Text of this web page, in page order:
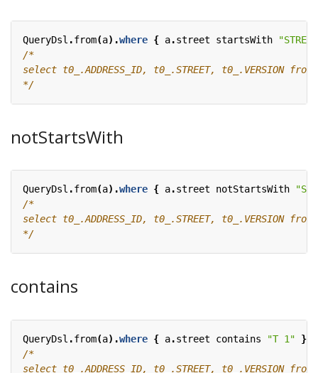
QueryDsl .from(a).where { a.street startsWith
*/
notStartsWith
QueryDsl .from(a).where { a.street notStartsWith
*/
contains
QueryDsl .from(a).where { a.street contains "T 1" }.